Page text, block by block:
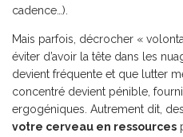
cadence…).
Mais parfois, décrocher «
éviter d’avoir la tête dans les
devient fréquente et que lutter
concentré devient pénible,
ergogéniques. Autrement dit, des
votre cerveau en ressources